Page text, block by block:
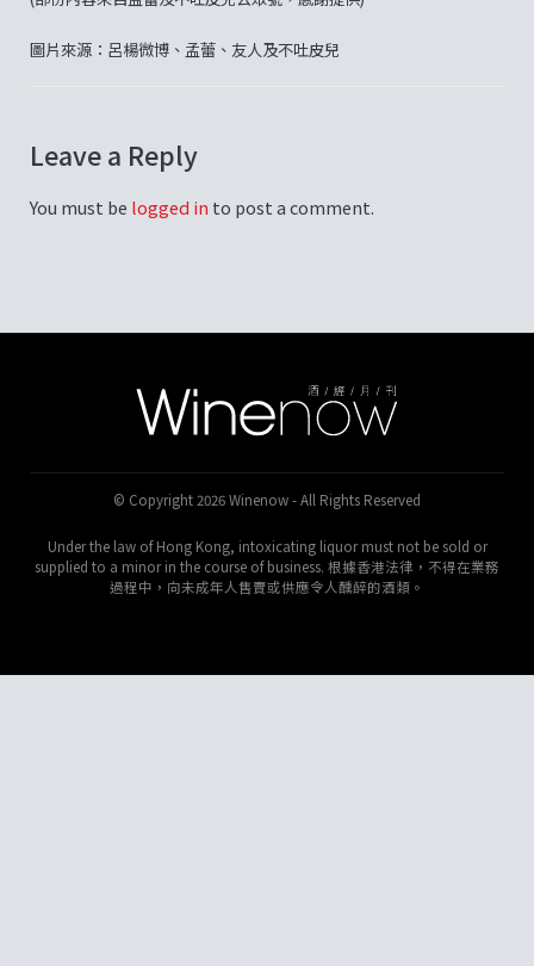
圖片來源：呂楊微博、孟蕾、友人及不吐皮兒
Leave a Reply
You must be logged in to post a comment.
© Copyright 2026 Winenow - All Rights Reserved
Under the law of Hong Kong, intoxicating liquor must not be sold or
supplied to a minor in the course of business. 根據香港法律，不得在業務
過程中，向未成年人售賣或供應令人醺醉的酒類。